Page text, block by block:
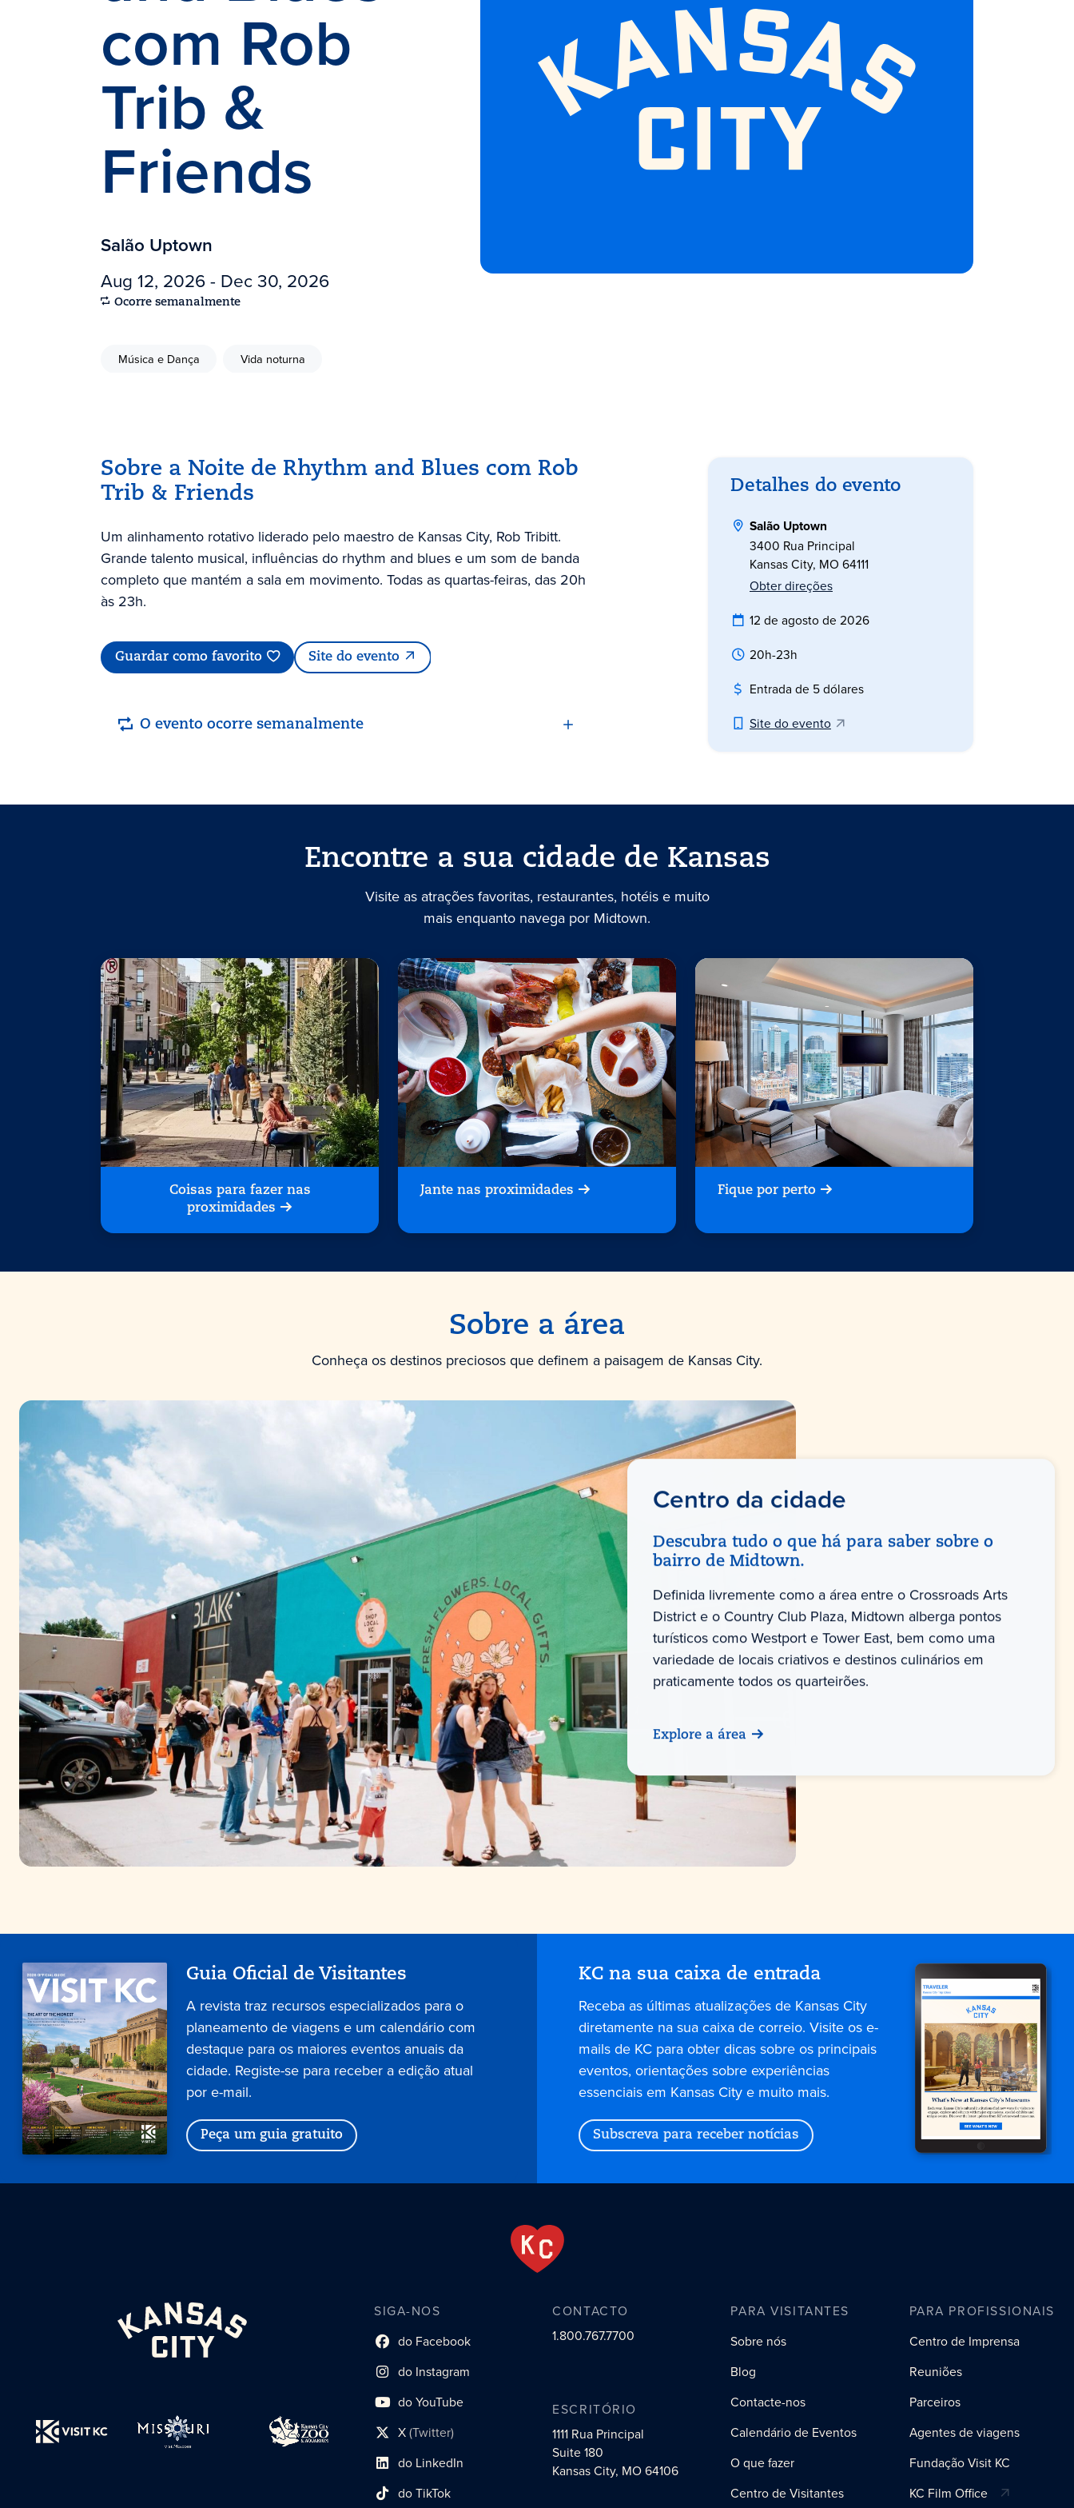
com Rob
Trib &
Friends
Salão Uptown
Aug 12, 2026 - Dec 30, 2026
Ocorre semanalmente
Música e Dança Vida noturna
Sobre a Noite de Rhythm and Blues com Rob
Trib & Friends
Um alinhamento rotativo liderado pelo maestro de Kansas City, Rob Tribitt.
Grande talento musical, influências do rhythm and blues e um som de banda
completo que mantém a sala em movimento. Todas as quartas-feiras, das 20h
às 23h.
Guardar como favorito Site do evento
O evento ocorre semanalmente
Detalhes do evento
Salão Uptown
3400 Rua Principal
Kansas City, MO 64111
Obter direções
12 de agosto de 2026
20h-23h
Entrada de 5 dólares
Site do evento
Encontre a sua cidade de Kansas
Visite as atrações favoritas, restaurantes, hotéis e muito
mais enquanto navega por Midtown.
Coisas para fazer nas
proximidades
Jante nas proximidades Fique por perto
Sobre a área
Conheça os destinos preciosos que definem a paisagem de Kansas City.
Centro da cidade
Descubra tudo o que há para saber sobre o
bairro de Midtown.
Definida livremente como a área entre o Crossroads Arts
District e o Country Club Plaza, Midtown alberga pontos
turísticos como Westport e Tower East, bem como uma
variedade de locais criativos e destinos culinários em
praticamente todos os quarteirões.
Explore a área
Guia Oficial de Visitantes
A revista traz recursos especializados para o
planeamento de viagens e um calendário com
destaque para os maiores eventos anuais da
cidade. Registe-se para receber a edição atual
por e-mail.
Peça um guia gratuito
KC na sua caixa de entrada
Receba as últimas atualizações de Kansas City
diretamente na sua caixa de correio. Visite os e-
mails de KC para obter dicas sobre os principais
eventos, orientações sobre experiências
essenciais em Kansas City e muito mais.
Subscreva para receber notícias
SIGA-NOS
Link do perfil social
do Facebook
Link do perfil social
do Instagram
Link do perfil social
do YouTube
Link do perfil social
X(Twitter)
Link do perfil social
do LinkedIn
Link do perfil social
do TikTok
CONTACTO
1.800.767.7700
ESCRITÓRIO
1111 Rua Principal
Suite 180
Kansas City, MO 64106
PARA VISITANTES
Sobre nós
Blog
Contacte-nos
Calendário de Eventos
O que fazer
Centro de Visitantes
PARA PROFISSIONAIS
Centro de Imprensa
Reuniões
Parceiros
Agentes de viagens
Fundação Visit KC
KC Film Office